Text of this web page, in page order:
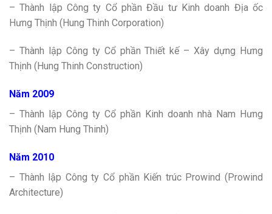
– Thành lập Công ty Cổ phần Đầu tư Kinh doanh Địa ốc
Hưng Thịnh (Hung Thinh Corporation)
– Thành lập Công ty Cổ phần Thiết kế – Xây dựng Hưng
Thịnh (Hung Thinh Construction)
Năm 2009
– Thành lập Công ty Cổ phần Kinh doanh nhà Nam Hưng
Thịnh (Nam Hung Thinh)
Năm 2010
– Thành lập Công ty Cổ phần Kiến trúc Prowind (Prowind
Architecture)